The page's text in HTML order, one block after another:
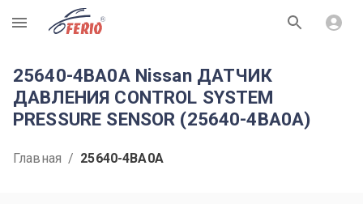
R
25640-4BA0A Nissan ДАТЧИК
ДАВЛЕНИЯ CONTROL SYSTEM
PRESSURE SENSOR (25640-4BA0A)
Главная / 25640-4BA0A